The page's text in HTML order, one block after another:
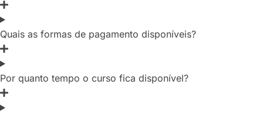
Quais as formas de pagamento disponíveis?
Por quanto tempo o curso fica disponível?